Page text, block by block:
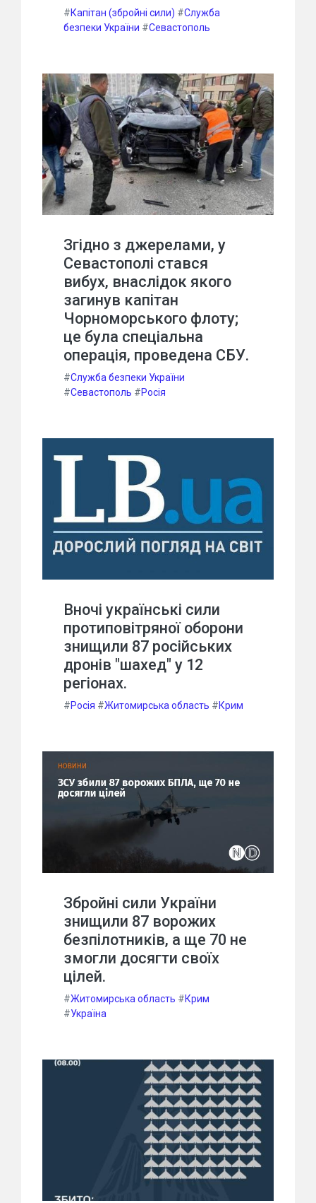
#Капітан (збройні сили) #Служба
безпеки України #Севастополь
Згідно з джерелами, у
Севастополі стався
вибух, внаслідок якого
загинув капітан
Чорноморського флоту;
це була спеціальна
операція, проведена СБУ.
#Служба безпеки України
#Севастополь #Росія
Вночі українські сили
протиповітряної оборони
знищили 87 російських
дронів "шахед" у 12
регіонах.
#Росія #Житомирська область #Крим
Збройні сили України
знищили 87 ворожих
безпілотників, а ще 70 не
змогли досягти своїх
цілей.
#Житомирська область #Крим
#Україна